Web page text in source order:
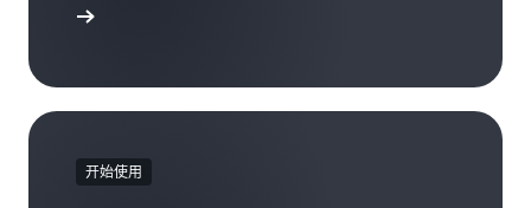
开始使用